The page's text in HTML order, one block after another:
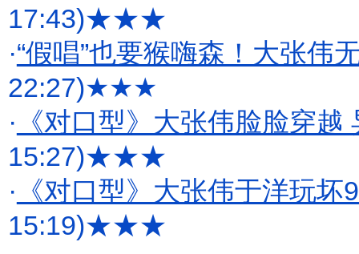
17:43)★★★
·“假唱”也要猴嗨森！大张伟
22:27)★★★
· 《对口型》大张伟脸脸穿
15:27)★★★
· 《对口型》大张伟于洋玩
15:19)★★★